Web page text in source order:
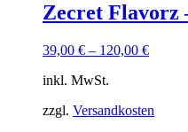
Zecret Flavorz
39,00 € – 120,00 €
inkl. MwSt.
zzgl. Versandkosten